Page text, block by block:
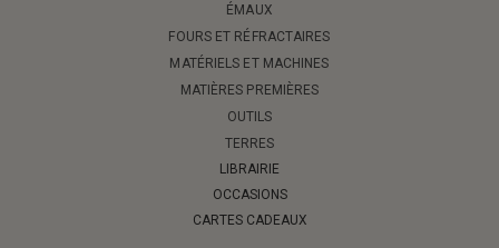
ÉMAUX
FOURS ET RÉFRACTAIRES
MATÉRIELS ET MACHINES
MATIÈRES PREMIÈRES
OUTILS
TERRES
LIBRAIRIE
OCCASIONS
CARTES CADEAUX